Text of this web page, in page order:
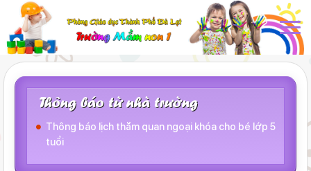
Thông báo từ nhà trường
Thông báo lịch thăm quan ngoại khóa cho bé lớp 5
tuổi